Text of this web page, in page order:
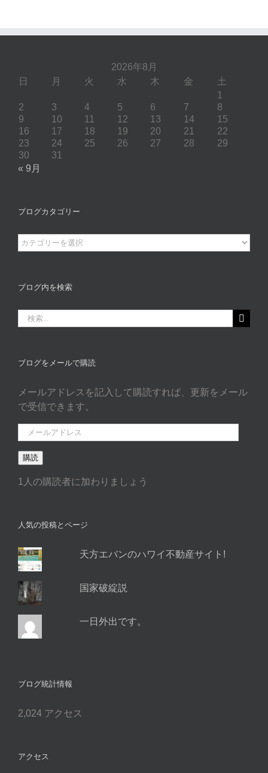
2026年8月
日
月 火 水 木 金
土
1
2
3 4 5 6 7
8
9
10 11 12 13 14
15
16
17 18 19 20 21
22
23
24 25 26 27 28
29
30
31
« 9月
ブログカタゴリー
ブ
ロ
カ
ゴ
リ
ブログ内を検索
索
ブログをメールで購読
メールアドレスを記入して購読すれば、更新をメール
で受信できます。
ー
ル
ド
購読
1人の購読者に加わりましょう
人気の投稿とページ
天方エバンのハワイ不動産サイト!
国家破綻説
一日外出です。
ブログ統計情報
2,024 アクセス
アクセス